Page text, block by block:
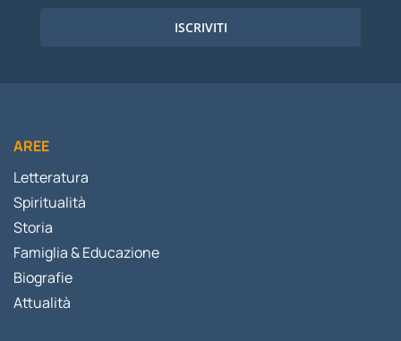
ISCRIVITI
AREE
Letteratura
Spiritualità
Storia
Famiglia & Educazione
Biografie
Attualità